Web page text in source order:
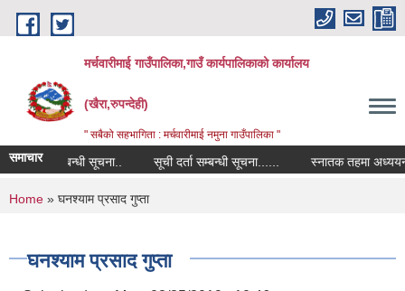
Skip to main content
मर्चवारीमाई गाउँपालिका,गाउँ कार्यपालिकाको कार्यालय
(खैरा,रुपन्देही)
" सबैको सहभागिता : मर्चवारीमाई नमुना गाउँपालिका "
समाचार
मूल्य सम्बन्धी सूचना.. सूची दर्ता सम्बन्धी सूचना...... स्नातक तहमा अध्ययनको
You are here
Home » घनश्याम प्रसाद गुप्ता
घनश्याम प्रसाद गुप्ता